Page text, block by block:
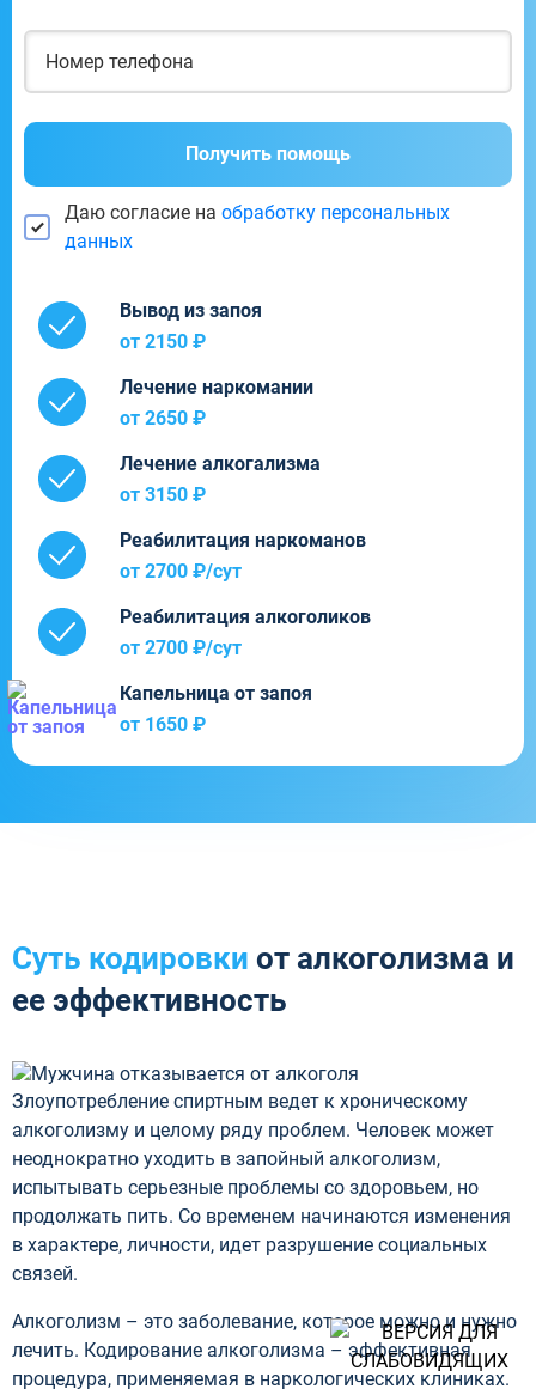
Получить помощь
Даю согласие на обработку персональных
данных
Вывод из запоя
от 2150 ₽
Лечение наркомании
от 2650 ₽
Лечение алкогализма
от 3150 ₽
Реабилитация наркоманов
от 2700 ₽/cут
Реабилитация алкоголиков
от 2700 ₽/cут
Капельница от запоя
от 1650 ₽
Суть кодировки от алкоголизма и
ее эффективность
Злоупотребление спиртным ведет к хроническому
алкоголизму и целому ряду проблем. Человек может
неоднократно уходить в запойный алкоголизм,
испытывать серьезные проблемы со здоровьем, но
продолжать пить. Со временем начинаются изменения
в характере, личности, идет разрушение социальных
связей.
Алкоголизм – это заболевание, которое можно и нужно
лечить. Кодирование алкоголизма – эффективная
процедура, применяемая в наркологических клиниках.